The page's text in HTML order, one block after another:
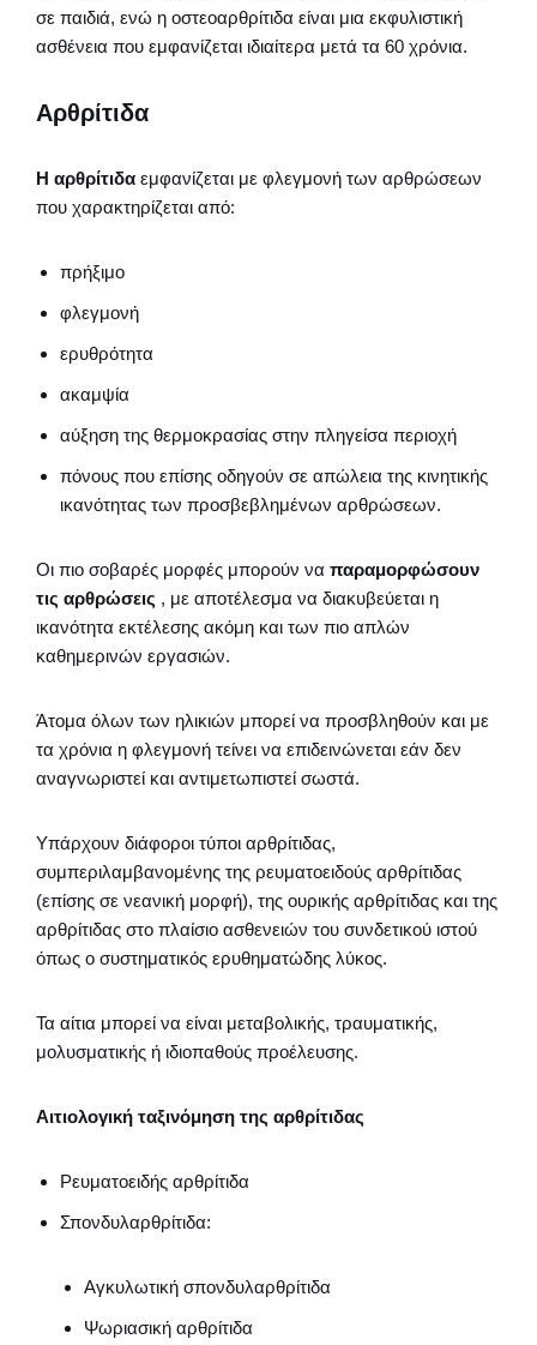
σε παιδιά, ενώ η οστεοαρθρίτιδα είναι μια εκφυλιστική
ασθένεια που εμφανίζεται ιδιαίτερα μετά τα 60 χρόνια.
Αρθρίτιδα
Η αρθρίτιδα εμφανίζεται με φλεγμονή των αρθρώσεων
που χαρακτηρίζεται από:
πρήξιμο
φλεγμονή
ερυθρότητα
ακαμψία
αύξηση της θερμοκρασίας στην πληγείσα περιοχή
πόνους που επίσης οδηγούν σε απώλεια της κινητικής
ικανότητας των προσβεβλημένων αρθρώσεων.
Οι πιο σοβαρές μορφές μπορούν να παραμορφώσουν
τις αρθρώσεις , με αποτέλεσμα να διακυβεύεται η
ικανότητα εκτέλεσης ακόμη και των πιο απλών
καθημερινών εργασιών.
Άτομα όλων των ηλικιών μπορεί να προσβληθούν και με
τα χρόνια η φλεγμονή τείνει να επιδεινώνεται εάν δεν
αναγνωριστεί και αντιμετωπιστεί σωστά.
Υπάρχουν διάφοροι τύποι αρθρίτιδας,
συμπεριλαμβανομένης της ρευματοειδούς αρθρίτιδας
(επίσης σε νεανική μορφή), της ουρικής αρθρίτιδας και της
αρθρίτιδας στο πλαίσιο ασθενειών του συνδετικού ιστού
όπως ο συστηματικός ερυθηματώδης λύκος.
Τα αίτια μπορεί να είναι μεταβολικής, τραυματικής,
μολυσματικής ή ιδιοπαθούς προέλευσης.
Αιτιολογική ταξινόμηση της αρθρίτιδας
Ρευματοειδής αρθρίτιδα
Σπονδυλαρθρίτιδα:
Αγκυλωτική σπονδυλαρθρίτιδα
Ψωριασική αρθρίτιδα